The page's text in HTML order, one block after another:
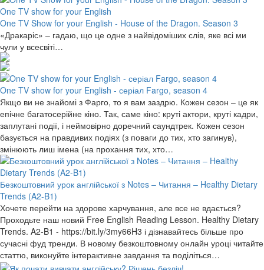
One TV show for your English
One TV Show for your English - House of the Dragon. Season 3
«Дракаріс» – гадаю, що це одне з найвідоміших слів, яке всі ми
чули у всесвіті…
One TV show for your English - серіал Fargo, season 4
Якщо ви не знайомі з Фарго, то я вам заздрю. Кожен сезон ‒ це як
епічне багатосерійне кіно. Так, саме кіно: круті актори, круті кадри,
заплутані події, і неймовірно доречний саундтрек. Кожен сезон
базується на правдивих подіях (з поваги до тих, хто загинув),
змінюють лиш імена (на прохання тих, хто…
Безкоштовний урок англійської з Notes – Читання – Healthy Dietary
Trends (A2-B1)
Хочете перейти на здорове харчування, але все не вдається?
Проходьте наш новий Free English Reading Lesson. Healthy Dietary
Trends. A2-B1 - https://bit.ly/3my66H3 і дізнавайтесь більше про
сучасні фуд тренди. В новому безкоштовному онлайн уроці читайте
статтю, виконуйте інтерактивне завдання та поділіться…